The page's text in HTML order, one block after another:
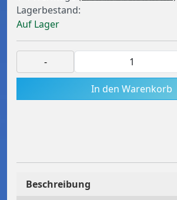
Lagerbestand:
Auf Lager
-
In den Warenkorb
Beschreibung